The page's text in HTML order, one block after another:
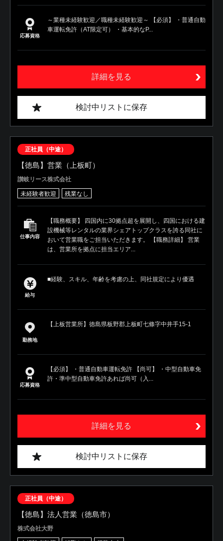
応募資格
～業種未経験歓迎／職種未経験歓迎～ 【必須】 ・普通自動
車運転免許（AT限定可） ・基本的なP...
詳細を見る
検討中リストに保存
正社員（中途）
【徳島】営業（上板町）
讃岐リース株式会社
未経験者歓迎 残業なし
仕事内容
【職務概要】 四国内に30拠点超を展開し、四国における建
設機械等レンタルの業界シェアトップクラスを誇る同社に
おいて営業職をご担当いただきます。 【職務詳細】 営業
は、営業所を拠点に担当エリア...
給与
■経験、スキル、年齢を考慮の上、同社規定により優遇
勤務地
【上板営業所】徳島県板野郡上板町七條字中井手15-1
応募資格
【必須】 ・普通自動車運転免許 【尚可】 ・中型自動車免
許・準中型自動車免許あれば尚可（入...
詳細を見る
検討中リストに保存
正社員（中途）
【徳島】法人営業（徳島市）
株式会社大野